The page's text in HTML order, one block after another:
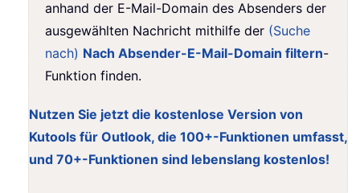
anhand der E-Mail-Domain des Absenders der
ausgewählten Nachricht mithilfe der (Suche
nach) Nach Absender-E-Mail-Domain filtern-
Funktion finden.
Nutzen Sie jetzt die kostenlose Version von
Kutools für Outlook, die 100+-Funktionen umfasst,
und 70+-Funktionen sind lebenslang kostenlos!